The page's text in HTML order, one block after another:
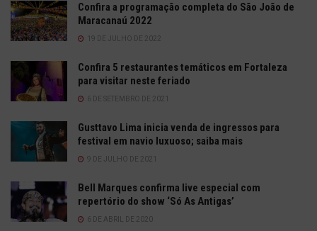
Confira a programação completa do São João de
Maracanaú 2022
19 DE JULHO DE 2022
Confira 5 restaurantes temáticos em Fortaleza
para visitar neste feriado
6 DE SETEMBRO DE 2021
Gusttavo Lima inicia venda de ingressos para
festival em navio luxuoso; saiba mais
9 DE JULHO DE 2021
Bell Marques confirma live especial com
repertório do show ‘Só As Antigas’
6 DE ABRIL DE 2020